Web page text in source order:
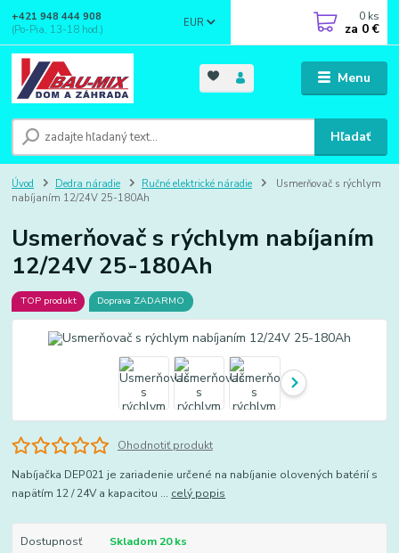
Menu
EUR
Hľadať
+421 948 444 908
(Po-Pia, 13-18 hod.)
0 ks
za 0 €
Úvod Dedra náradie Ručné elektrické náradie
Usmerňovač s rýchlym
nabíjaním 12/24V 25-180Ah
Usmerňovač s rýchlym nabíjaním
12/24V 25-180Ah
TOP produkt Doprava ZADARMO
Ohodnotiť produkt
Nabíjačka DEP021 je zariadenie určené na nabíjanie olovených batérií s
napätím 12 / 24V a kapacitou ... celý popis
Dostupnosť Skladom 20 ks